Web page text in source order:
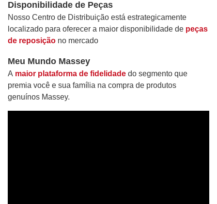
Disponibilidade de Peças
Nosso Centro de Distribuição está estrategicamente
localizado para oferecer a maior disponibilidade de peças
de reposição no mercado
Meu Mundo Massey
A maior plataforma de fidelidade do segmento que
premia você e sua família na compra de produtos
genuínos Massey.